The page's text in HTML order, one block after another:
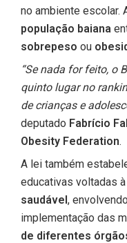
no ambiente escolar.
população baiana
sobrepeso ou
“Se nada for feito, o
quinto lugar no
de crianças e
deputado Fabrício
Obesity Federation.
A lei também
educativas voltadas
saudável,
implementação das
de diferentes